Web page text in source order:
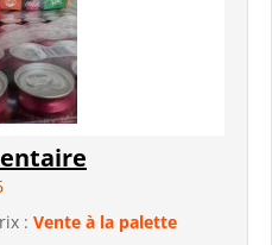
: Vente à la palette